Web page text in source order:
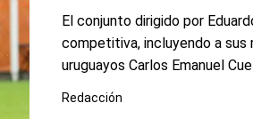
El conjunto dirigido por
competitiva, incluyendo a
uruguayos Carlos Emanuel
Redacción